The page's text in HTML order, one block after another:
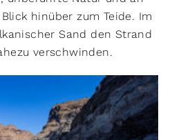
hinüber zum Teide. Im
Sand den Strand
verschwinden.